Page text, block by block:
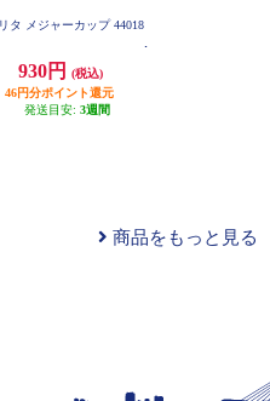
タ メジャーカップ 44018
930円
(税込)
46円分ポイント還元
発送目安: 3週間
商品をもっと見る